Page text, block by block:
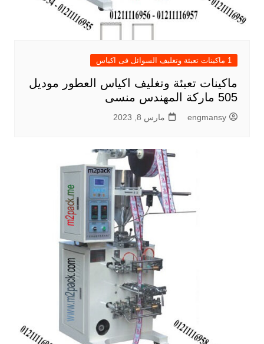
1 ماكينات تعبئة وتغليف السوائل فى اكياس
ماكينات تعبئة وتغليف اكياس العطور موديل
505 ماركة المهندس منسى
engmansy مارس 8, 2023